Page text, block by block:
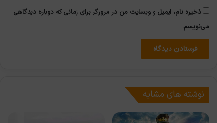
ذخیره نام، ایمیل و وبسایت من در مرورگر برای زمانی که دوباره دیدگاهی
می‌نویسم.
نوشته های مشابه